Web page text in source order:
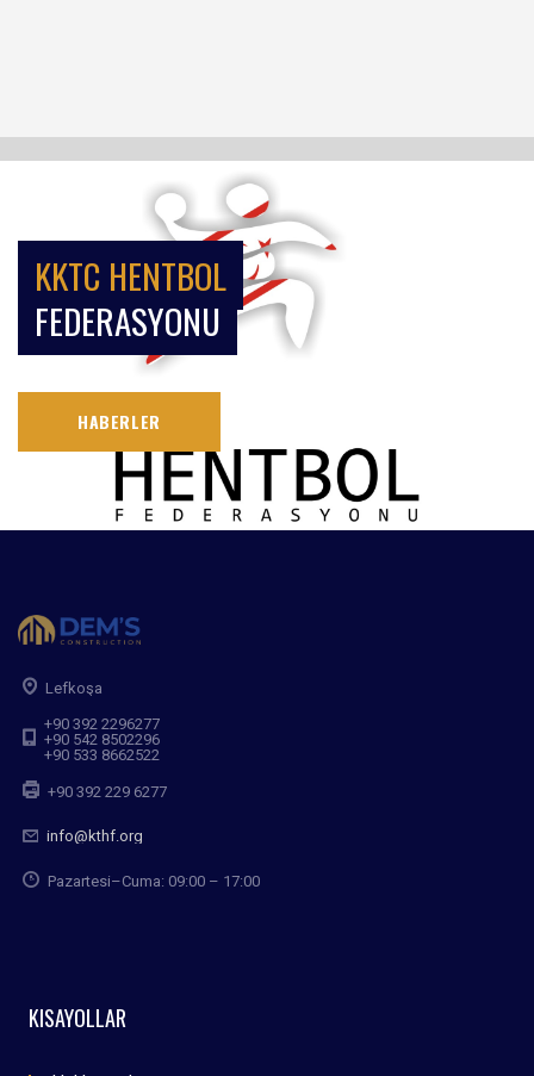
KKTC HENTBOL
FEDERASYONU
HABERLER
Lefkoşa
+90 392 2296277
+90 542 8502296
+90 533 8662522
+90 392 229 6277
info@kthf.org
Pazartesi–Cuma: 09:00 – 17:00
KISAYOLLAR